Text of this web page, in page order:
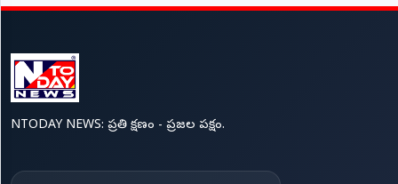
NTODAY NEWS: ప్రతి క్షణం - ప్రజల పక్షం.